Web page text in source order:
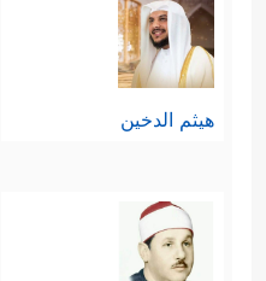
هيثم الدخين